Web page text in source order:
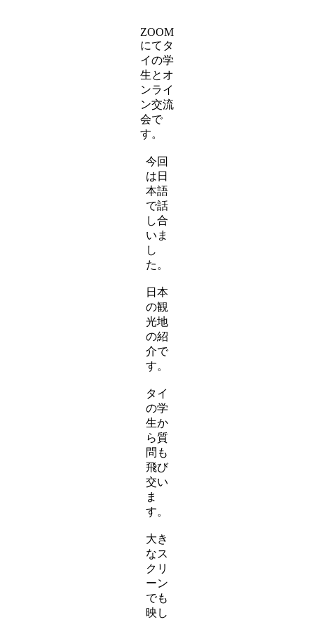
ZOOM
にてタ
イの学
生とオ
ンライ
ン交流
会で
す。
今回
は日
本語
で話
し合
いま
し
た。
日本
の観
光地
の紹
介で
す。
タイ
の学
生か
ら質
問も
飛び
交い
ま
す。
大き
なス
クリ
ーン
でも
映し